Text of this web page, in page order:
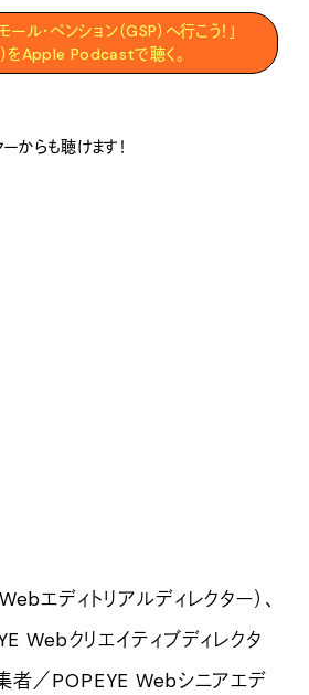
ル・ペンション（GSP）へ行こう！」
をApple Podcastで聴く。
からも聴けます！
エディトリアルディレクター）、
Webクリエイティブディレクタ
者／POPEYE Webシニアエデ